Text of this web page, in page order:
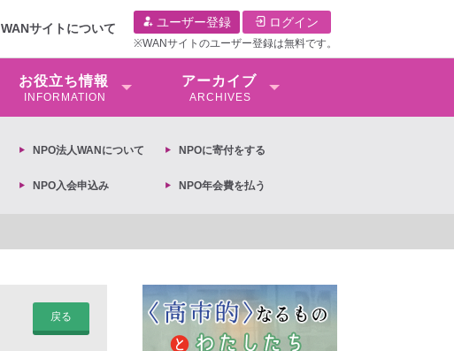
WANサイトについて ユーザー登録 ログイン
※WANサイトのユーザー登録は無料です。
お役⽴ち情報
INFORMATION
アーカイブ
ARCHIVES
NPO法⼈WANについて NPOに寄付をする
NPO入会申込み NPO年会費を払う
戻る